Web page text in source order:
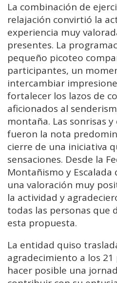
La combinación de
relajación convirtió la
experiencia muy
presentes. La
pequeño picoteo
participantes, un
intercambiar
fortalecer los lazos de
aficionados al
montaña. Las sonrisas
fueron la nota
cierre de una iniciativa
sensaciones. Desde la
Montañismo y
una valoración muy
la actividad y
todas las personas que
esta propuesta.
La entidad quiso
agradecimiento a los
hacer posible una